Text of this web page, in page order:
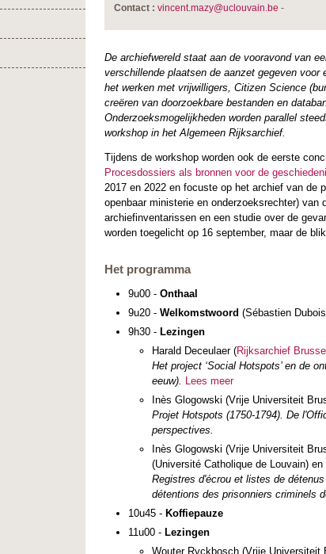
Contact : vincent.mazy@uclouvain.be -
De archiefwereld staat aan de vooravond van
verschillende plaatsen de aanzet gegeven voor
het werken met vrijwilligers, Citizen Science
creëren van doorzoekbare bestanden en
Onderzoeksmogelijkheden worden parallel
workshop in het Algemeen Rijksarchief.
Tijdens de workshop worden ook de eerste
Procesdossiers als bronnen voor de
2017 en 2022 en focuste op het archief van de
openbaar ministerie en onderzoeksrechter)
archiefinventarissen en een studie over de
worden toegelicht op 16 september, maar de
Het programma
9u00 - Onthaal
9u20 - Welkomstwoord (Sébastien
9h30 - Lezingen
Harald Deceulaer (Rijksarchief Brussel
Het project ‘Social Hotspots’ en de
eeuw). Lees meer
Inès Glogowski (Vrije Universiteit
Projet Hotspots (1750-1794). De
perspectives.
Inès Glogowski (Vrije Universiteit
(Université Catholique de Louvain)
Registres d'écrou et listes de
détentions des prisonniers criminels
10u45 - Koffiepauze
11u00 - Lezingen
Wouter Ryckbosch (Vrije Universiteit